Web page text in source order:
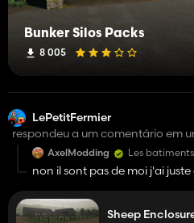
Bunker Silos Packs
8 005
LePetitFermier
respondeu a um comentário em
AxelModding
Les
beaucoup a
non il sont pas de moi j'ai
auges
Sheep